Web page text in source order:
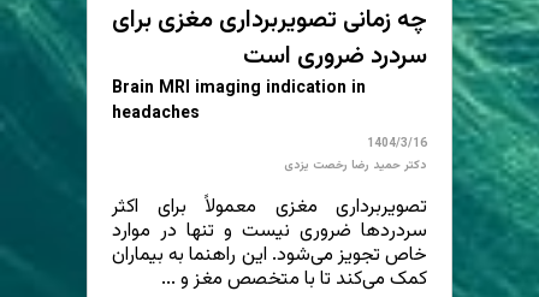
چه زمانی تصویربرداری مغزی برای
سردرد ضروری است
Brain MRI imaging indication in
headaches
1404/3/16
دکتر حمید رضا رخصت یزدی
تصویربرداری مغزی معمولاً برای اکثر
سردردها ضروری نیست و تنها در موارد
خاص تجویز می‌شود. این راهنما به بیماران
کمک می‌کند تا با متخصص مغز و ...